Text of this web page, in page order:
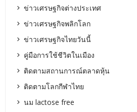
ข่าวเศรษฐกิจต่างประเทศ
ข่าวเศรษฐกิจพลิกโลก
ข่าวเศรษฐกิจไทยวันนี้
คู่มือการใช้ชีวิตในเมือง
ติดตามสถานการณ์ตลาดหุ้น
ติดตามโลกกีฬาไทย
นม lactose free